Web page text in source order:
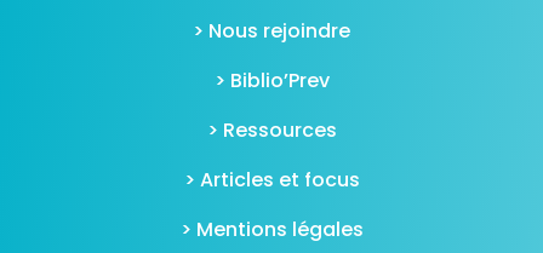
> Nous rejoindre
> Biblio’Prev
> Ressources
> Articles et focus
> Mentions légales